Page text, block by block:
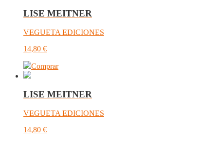
LISE MEITNER
VEGUETA EDICIONES
14,80 €
Comprar
LISE MEITNER
VEGUETA EDICIONES
14,80 €